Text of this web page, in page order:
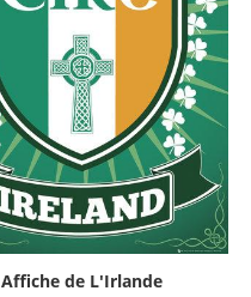
Affiche de L'Irlande